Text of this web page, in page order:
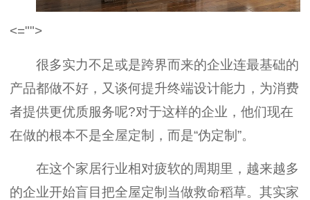
<="">
很多实力不足或是跨界而来的企业连最基础的
产品都做不好，又谈何提升终端设计能力，为消费
者提供更优质服务呢?对于这样的企业，他们现在
在做的根本不是全屋定制，而是“伪定制”。
在这个家居行业相对疲软的周期里，越来越多
的企业开始盲目把全屋定制当做救命稻草。其实家